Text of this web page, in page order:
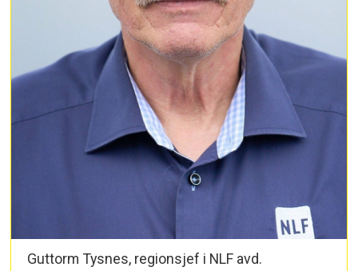
Guttorm Tysnes, regionsjef i NLF avd.